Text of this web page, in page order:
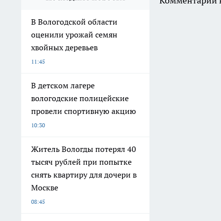
В Вологодской области
оценили урожай семян
хвойных деревьев
11:45
В детском лагере
вологодские полицейские
провели спортивную акцию
10:30
Житель Вологды потерял 40
тысяч рублей при попытке
снять квартиру для дочери в
Москве
08:45